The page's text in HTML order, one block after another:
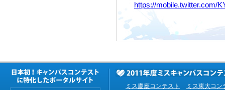
https://mobile.twitter.com/
ミス慶應コンテスト
ミス東大コン